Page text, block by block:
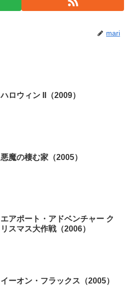
mari
ハロウィン II（2009）
悪魔の棲む家（2005）
エアポート・アドベンチャー ク
リスマス大作戦（2006）
イーオン・フラックス（2005）